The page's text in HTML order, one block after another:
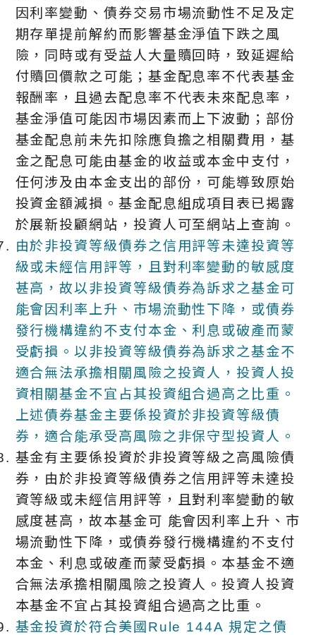
因利率變動、債券交易市場流動性不足及定
期存單提前解約而影響基金淨值下跌之風
險，同時或有受益人大量贖回時，致延遲給
付贖回價款之可能；基金配息率不代表基金
報酬率，且過去配息率不代表未來配息率，
基金淨值可能因市場因素而上下波動；部份
基金配息前未先扣除應負擔之相關費用，基
金之配息可能由基金的收益或本金中支付，
任何涉及由本金支出的部份，可能導致原始
投資金額減損。基金配息組成項目表已揭露
於展新投顧網站，投資人可至網站上查詢。
由於非投資等級債券之信用評等未達投資等
級或未經信用評等，且對利率變動的敏感度
甚高，故以非投資等級債券為訴求之基金可
能會因利率上升、市場流動性下降，或債券
發行機構違約不支付本金、利息或破產而蒙
受虧損。以非投資等級債券為訴求之基金不
適合無法承擔相關風險之投資人，投資人投
資相關基金不宜占其投資組合過高之比重。
上述債券基金主要係投資於非投資等級債
券，適合能承受高風險之非保守型投資人。
基金有主要係投資於非投資等級之高風險債
券，由於非投資等級債券之信用評等未達投
資等級或未經信用評等，且對利率變動的敏
感度甚高，故本基金可 能會因利率上升、市
場流動性下降，或債券發行機構違約不支付
本金、利息或破產而蒙受虧損。本基金不適
合無法承擔相關風險之投資人。投資人投資
本基金不宜占其投資組合過高之比重。
基金投資於符合美國Rule 144A 規定之債